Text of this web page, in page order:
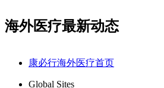
海外医疗最新动态
康必行海外医疗首页
Global Sites